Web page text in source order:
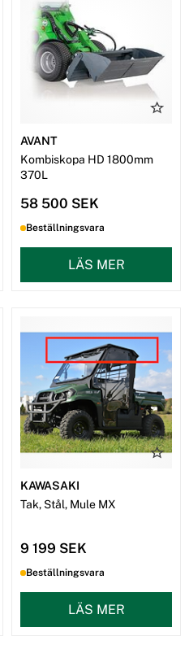
AVANT
Kombiskopa HD 1800mm
370L
58 500 SEK
Beställningsvara
LÄS MER
KAWASAKI
Tak, Stål, Mule MX
9 199 SEK
Beställningsvara
LÄS MER